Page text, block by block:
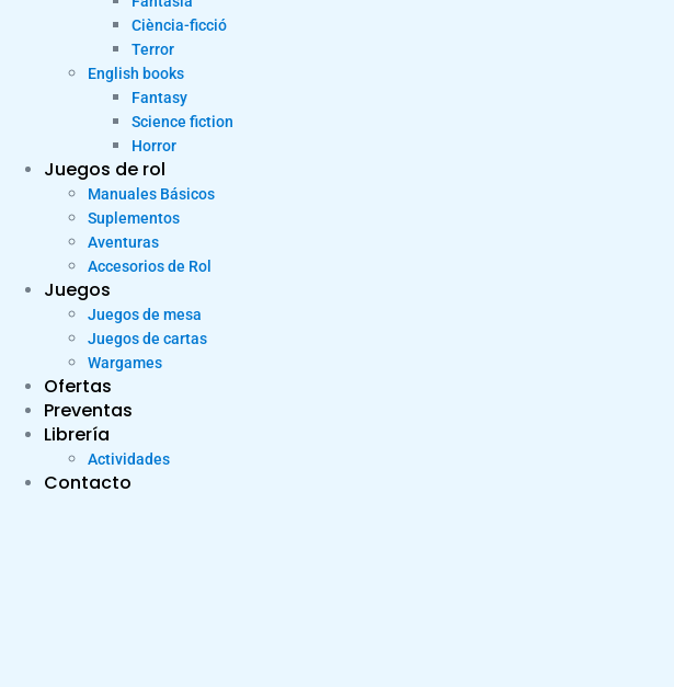
Ciència-ficció
Terror
English books
Fantasy
Science fiction
Horror
Juegos de rol
Manuales Básicos
Suplementos
Aventuras
Accesorios de Rol
Juegos
Juegos de mesa
Juegos de cartas
Wargames
Ofertas
Preventas
Librería
Actividades
Contacto